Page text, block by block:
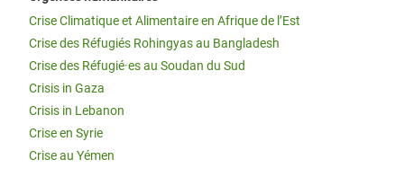
Crise Climatique et Alimentaire en Afrique de l’Est
Crise des Réfugiés Rohingyas au Bangladesh
Crise des Réfugié·es au Soudan du Sud
Crisis in Gaza
Crisis in Lebanon
Crise en Syrie
Crise au Yémen